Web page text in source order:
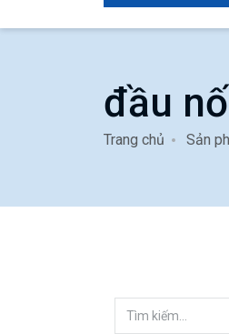
đầu
Trang chủ Sản